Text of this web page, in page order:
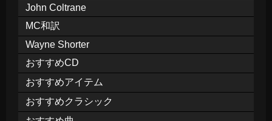
John Coltrane
MC和訳
Wayne Shorter
おすすめCD
おすすめアイテム
おすすめクラシック